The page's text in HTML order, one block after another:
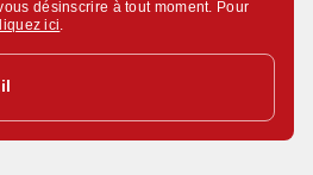
désinscrire à tout moment. Pour
ici